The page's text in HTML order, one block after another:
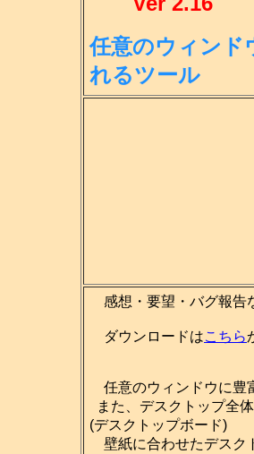
任意のウィンド
れるツール
感想・要望・バグ報告
ダウンロードはこちら
任意のウィンドウに豊
また、デスクトップ全
(デスクトップボード)
壁紙に合わせたデスク